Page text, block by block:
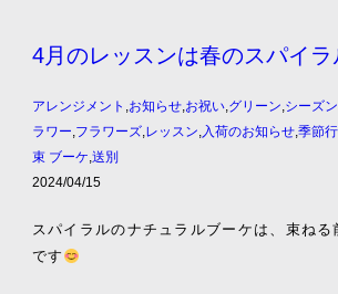
4月のレッスンは春のスパイラ
アレンジメント ,お知らせ,お祝い,グリーン,シーズン
ラワー,フラワーズ,レッスン,入荷のお知らせ,季節
束 ブーケ,送別
2024/04/15
スパイラルのナチュラルブーケは、束ねる
です